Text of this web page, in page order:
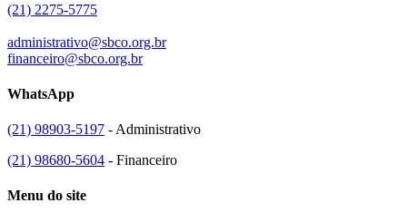
(21) 2275-5775
administrativo@sbco.org.br
financeiro@sbco.org.br
WhatsApp
(21) 98903-5197 - Administrativo
(21) 98680-5604 - Financeiro
Menu do site